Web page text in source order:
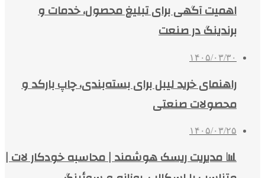
اهمیت آگهی برای تبلیغ محصول، خدمات و
برندینگ در صنعت
۱۴۰۵/۰۳/۳۰
راهنمای خرید لیبل برای بسته‌بندی، چاپ بارکد و
محصولات صنعتی
۱۴۰۵/۰۳/۲۵
📊 مدیریت ریسک هوشمند | محاسبه خودکار لات |